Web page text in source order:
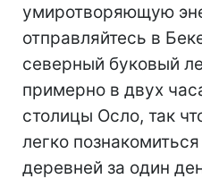
умиротворяющую
отправляйтесь в
северный буковый
примерно в двух
столицы Осло, так
легко
деревней за один